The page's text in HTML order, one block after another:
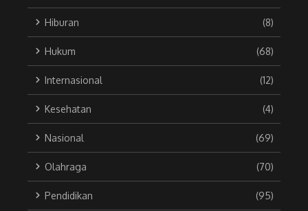
Hiburan (8)
Hukum (68)
Internasional (12)
Kesehatan (4)
Nasional (69)
Olahraga (70)
Pendidikan (95)